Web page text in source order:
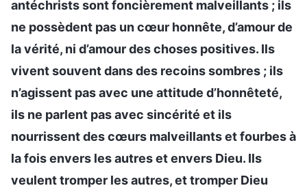
antéchrists sont foncièrement malveillants ; ils
ne possèdent pas un cœur honnête, d’amour de
la vérité, ni d’amour des choses positives. Ils
vivent souvent dans des recoins sombres ; ils
n’agissent pas avec une attitude d’honnêteté,
ils ne parlent pas avec sincérité et ils
nourrissent des cœurs malveillants et fourbes à
la fois envers les autres et envers Dieu. Ils
veulent tromper les autres, et tromper Dieu